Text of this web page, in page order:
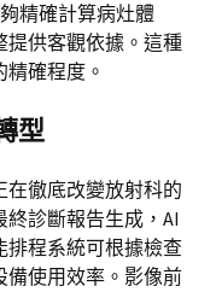
精確計算病灶體
提供客觀依據。這種
確程度。
型
在徹底改變放射科的
診斷報告生成，AI
排程系統可根據檢查
備使用效率。影像前